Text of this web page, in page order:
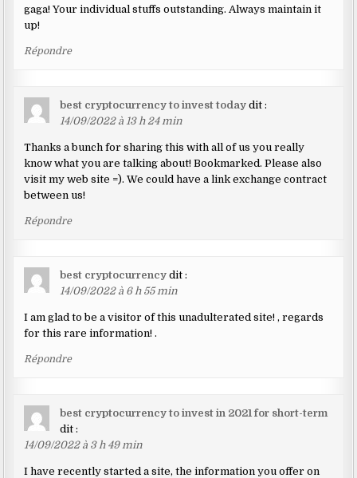
gaga! Your individual stuffs outstanding. Always maintain it
up!
Répondre
best cryptocurrency to invest today dit :
14/09/2022 à 13 h 24 min
Thanks a bunch for sharing this with all of us you really
know what you are talking about! Bookmarked. Please also
visit my web site =). We could have a link exchange contract
between us!
Répondre
best cryptocurrency dit :
14/09/2022 à 6 h 55 min
I am glad to be a visitor of this unadulterated site! , regards
for this rare information! .
Répondre
best cryptocurrency to invest in 2021 for short-term
dit :
14/09/2022 à 3 h 49 min
I have recently started a site, the information you offer on